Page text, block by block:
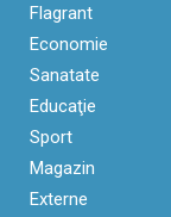
Flagrant
Economie
Sanatate
Educaţie
Sport
Magazin
Externe